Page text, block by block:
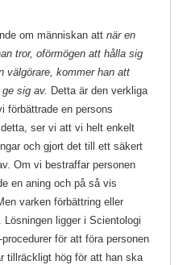
om människan att när en
tror, oförmögen att hålla sig
välgörare, kommer han att
sig av. Detta är den verkliga
förbättrade en persons
ser vi att vi helt enkelt
och gjort det till ett säkert
Om vi bestraffar personen
en aning och på så vis
varken förbättring eller
Lösningen ligger i Scientologi
för att föra personen
tillräckligt hög för att han ska